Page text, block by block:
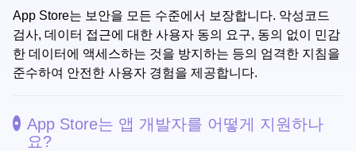
App Store는 보안을 모든 수준에서 보장합니다. 악성코드
검사, 데이터 접근에 대한 사용자 동의 요구, 동의 없이 민감
한 데이터에 액세스하는 것을 방지하는 등의 엄격한 지침을
준수하여 안전한 사용자 경험을 제공합니다.
App Store는 앱 개발자를 어떻게 지원하나
요?